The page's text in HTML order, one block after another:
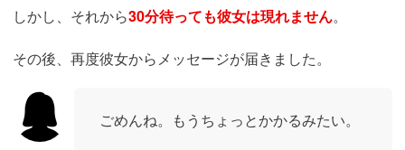
しかし、それから30分待っても彼女は現れません。
その後、再度彼女からメッセージが届きました。
ごめんね。もうちょっとかかるみたい。